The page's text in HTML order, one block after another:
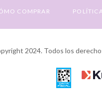
COMPRAR
2024. Todos los